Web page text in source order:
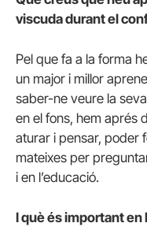
viscuda durant el
Pel que fa a la forma
un major i millor
saber-ne veure la
en el fons, hem aprés
aturar i pensar, poder
mateixes per
i en l’educació.
I què és important en